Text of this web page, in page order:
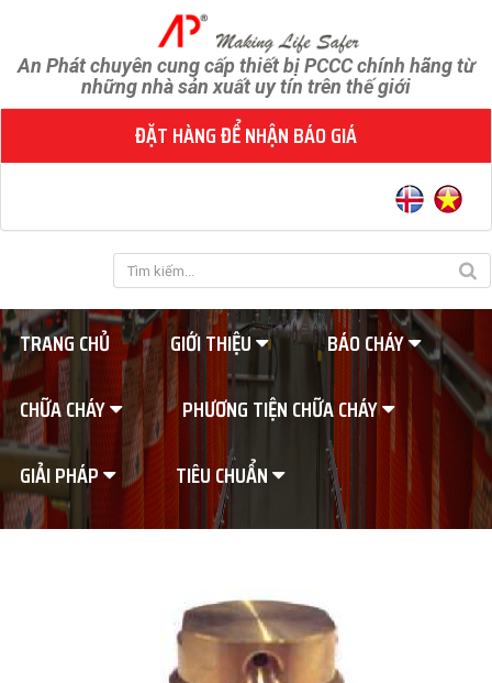
An Phát chuyên cung cấp thiết bị PCCC chính hãng từ
những nhà sản xuất uy tín trên thế giới
ĐẶT HÀNG ĐỂ NHẬN BÁO GIÁ
TRANG CHỦ GIỚI THIỆU
BÁO CHÁY
CHỮA CHÁY
PHƯƠNG TIỆN CHỮA CHÁY
GIẢI PHÁP
TIÊU CHUẨN